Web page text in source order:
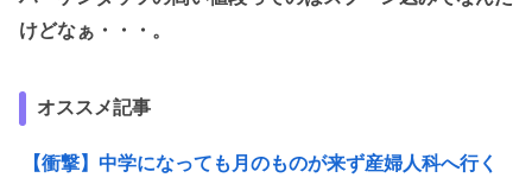
けどなぁ・・・。
オススメ記事
【衝撃】中学になっても月のものが来ず産婦人科へ行く